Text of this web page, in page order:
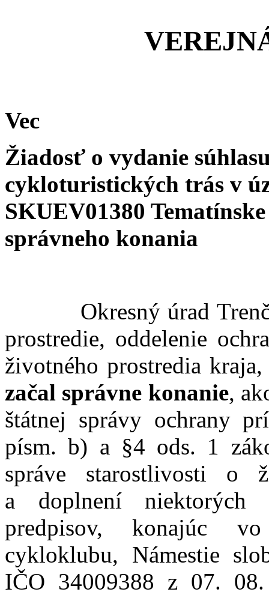
Vec
Žiadosť o vydanie
cykloturistických trás v
SKUEV01380
správneho konania
Okresný úrad
prostredie, oddelenie
životného prostredia
začal správne konanie,
štátnej správy ochrany
písm. b) a §4 ods. 1
správe starostlivosti o
a doplnení niektorých
predpisov, konajúc
cykloklubu, Námestie
IČO 34009388 z 07.